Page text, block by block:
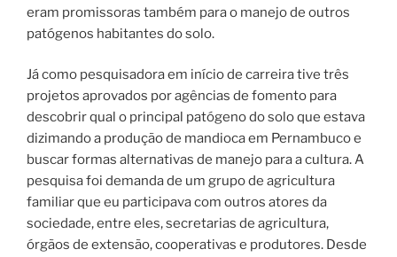
eram promissoras também para o manejo de outros
patógenos habitantes do solo.
Já como pesquisadora em início de carreira tive três
projetos aprovados por agências de fomento para
descobrir qual o principal patógeno do solo que estava
dizimando a produção de mandioca em Pernambuco e
buscar formas alternativas de manejo para a cultura. A
pesquisa foi demanda de um grupo de agricultura
familiar que eu participava com outros atores da
sociedade, entre eles, secretarias de agricultura,
órgãos de extensão, cooperativas e produtores. Desde